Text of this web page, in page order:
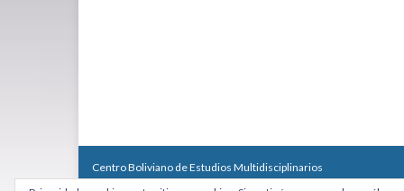
Centro Boliviano de Estudios Multidisciplinarios
Calle Macario Pinilla # 2588 esq. Av. Arce, Edificio Arcadia,